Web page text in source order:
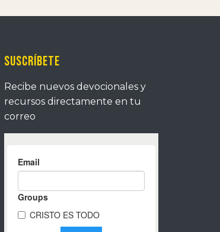
Suscríbete
Recibe nuevos devocionales y
recursos directamente en tu
correo